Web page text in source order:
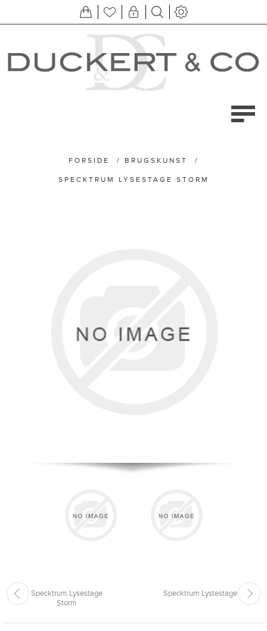
FORSIDE / BRUGSKUNST /
SPECKTRUM LYSESTAGE STORM
Specktrum Lysestage
Storm
Specktrum Lystestage